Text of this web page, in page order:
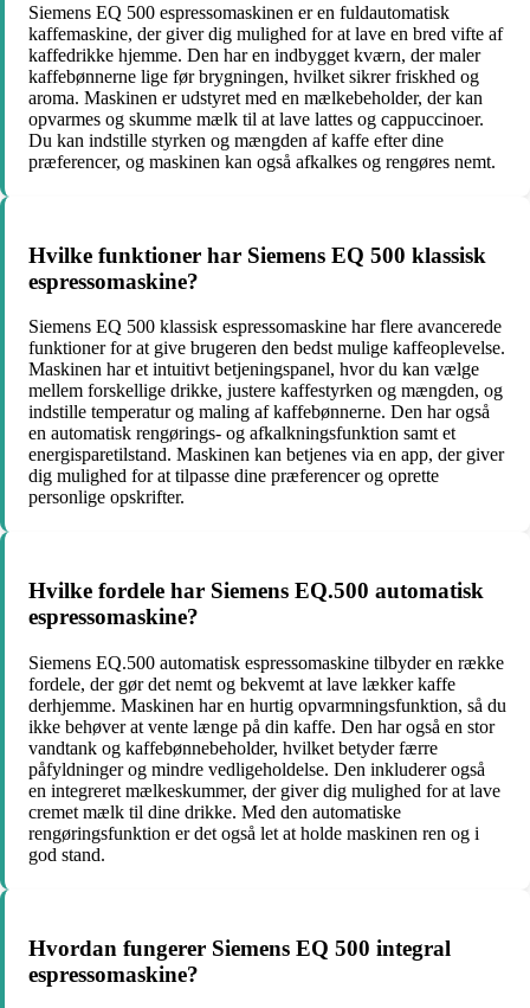
Siemens EQ 500 espressomaskinen er en fuldautomatisk
kaffemaskine, der giver dig mulighed for at lave en bred vifte af
kaffedrikke hjemme. Den har en indbygget kværn, der maler
kaffebønnerne lige før brygningen, hvilket sikrer friskhed og
aroma. Maskinen er udstyret med en mælkebeholder, der kan
opvarmes og skumme mælk til at lave lattes og cappuccinoer.
Du kan indstille styrken og mængden af kaffe efter dine
præferencer, og maskinen kan også afkalkes og rengøres nemt.
Hvilke funktioner har Siemens EQ 500 klassisk
espressomaskine?
Siemens EQ 500 klassisk espressomaskine har flere avancerede
funktioner for at give brugeren den bedst mulige kaffeoplevelse.
Maskinen har et intuitivt betjeningspanel, hvor du kan vælge
mellem forskellige drikke, justere kaffestyrken og mængden, og
indstille temperatur og maling af kaffebønnerne. Den har også
en automatisk rengørings- og afkalkningsfunktion samt et
energisparetilstand. Maskinen kan betjenes via en app, der giver
dig mulighed for at tilpasse dine præferencer og oprette
personlige opskrifter.
Hvilke fordele har Siemens EQ.500 automatisk
espressomaskine?
Siemens EQ.500 automatisk espressomaskine tilbyder en række
fordele, der gør det nemt og bekvemt at lave lækker kaffe
derhjemme. Maskinen har en hurtig opvarmningsfunktion, så du
ikke behøver at vente længe på din kaffe. Den har også en stor
vandtank og kaffebønnebeholder, hvilket betyder færre
påfyldninger og mindre vedligeholdelse. Den inkluderer også
en integreret mælkeskummer, der giver dig mulighed for at lave
cremet mælk til dine drikke. Med den automatiske
rengøringsfunktion er det også let at holde maskinen ren og i
god stand.
Hvordan fungerer Siemens EQ 500 integral
espressomaskine?